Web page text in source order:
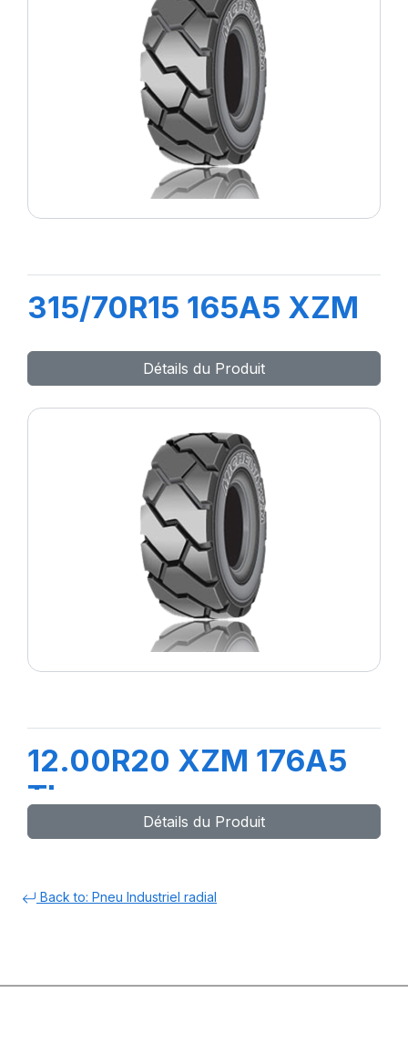
315/70R15 165A5 XZM
Détails du Produit
12.00R20 XZM 176A5
TL
Détails du Produit
Back to: Pneu Industriel radial